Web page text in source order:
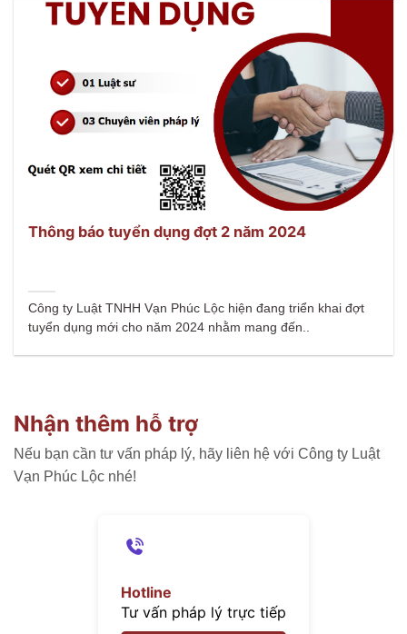
Thông báo tuyển dụng đợt 2 năm 2024
Công ty Luật TNHH Vạn Phúc Lộc hiện đang triển khai đợt
tuyển dụng mới cho năm 2024 nhằm mang đến..
Nhận thêm hỗ trợ
Nếu bạn cần tư vấn pháp lý, hãy liên hệ với Công ty Luật
Vạn Phúc Lộc nhé!
Hotline
Tư vấn pháp lý trực tiếp